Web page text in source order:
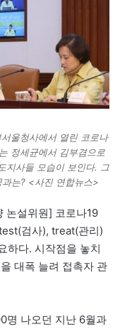
울청사에서 열린 코로나
정세균에서 김부겸으로
지사들 모습이 보인다. 그
는? <사진 연합뉴스>
논설위원] 코로나19
검사), treat(관리)
하다. 시작점을 놓치
대폭 늘려 접촉자 관
명 나오던 지난 6월과